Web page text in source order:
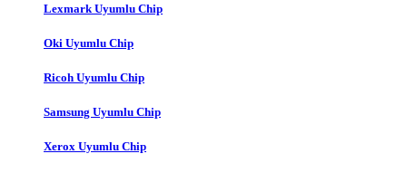
Lexmark Uyumlu Chip
Oki Uyumlu Chip
Ricoh Uyumlu Chip
Samsung Uyumlu Chip
Xerox Uyumlu Chip